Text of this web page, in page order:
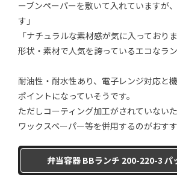
ーブンペーパーを敷いて入れていますが
す」
「ナチュラルな素材感が気に入っておりま
形状・素材で人気を誇っているエコなラン
耐油性・耐水性あり、電子レンジ対応と
ポイントになっていそうです。
ただしコーティング加工がされていない
ワックスペーパー等を併用するのがおすす
弁当容器 BBランチ 200-220-3 パ